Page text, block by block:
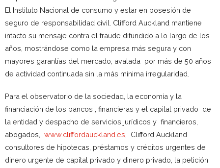
El Instituto Nacional de consumo y estar en posesión de
seguro de responsabilidad civil. Clifford Auckland mantiene
intacto su mensaje contra el fraude difundido a lo largo de los
años, mostrándose como la empresa más segura y con
mayores garantías del mercado, avalada por más de 50 años
de actividad continuada sin la más mínima irregularidad.
Para el observatorio de la sociedad, la economía y la
financiación de los bancos , financieras y el capital privado de
la entidad y despacho de servicios jurídicos y financieros,
abogados, www.cliffordauckland.es , Clifford Auckland
consultores de hipotecas, préstamos y créditos urgentes de
dinero urgente de capital privado y dinero privado, la petición